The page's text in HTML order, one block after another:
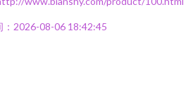
：2026-08-06 18:42:45